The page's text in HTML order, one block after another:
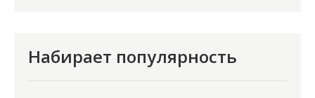
м
Набирает популярность